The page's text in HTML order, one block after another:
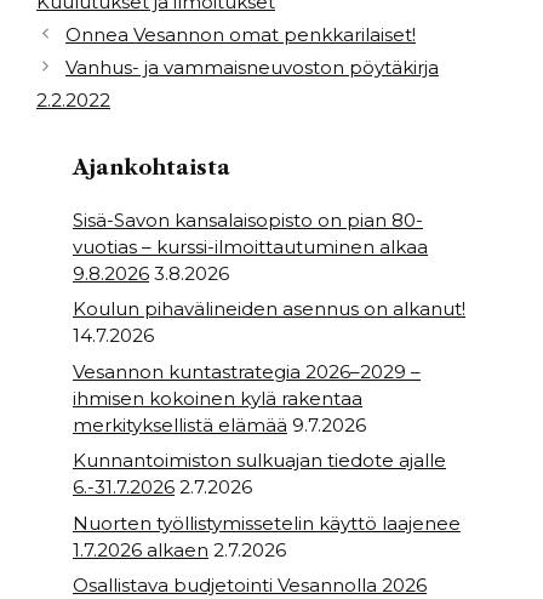
o
o
r
p
p
Onnea Vesannon omat penkkarilaiset!
Vanhus- ja vammaisneuvoston pöytäkirja
2.2.2022
Ajankohtaista
Sisä-Savon kansalaisopisto on pian 80-
vuotias – kurssi-ilmoittautuminen alkaa
9.8.2026 3.8.2026
Koulun pihavälineiden asennus on alkanut!
14.7.2026
Vesannon kuntastrategia 2026–2029 –
ihmisen kokoinen kylä rakentaa
merkityksellistä elämää 9.7.2026
Kunnantoimiston sulkuajan tiedote ajalle
6.-31.7.2026 2.7.2026
Nuorten työllistymissetelin käyttö laajenee
1.7.2026 alkaen 2.7.2026
Osallistava budjetointi Vesannolla 2026